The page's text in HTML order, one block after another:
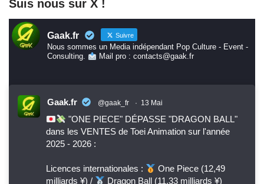
Suis nous sur X !
Gaak.fr Suivre
Nous sommes un Media indépendant Pop Culture - Event -
Consulting.
Mail pro : contacts@gaak.fr
Gaak.fr @gaak_fr · 13 Mai
"ONE PIECE" DÉPASSE "DRAGON BALL"
dans les VENTES de Toei Animation sur l'année
2025 - 2026 :
Licences internationales :
One Piece (12,49
milliards ¥) /
Dragon Ball (11,33 milliards ¥)